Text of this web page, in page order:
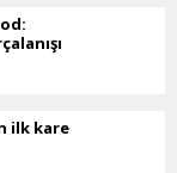
ilk kare